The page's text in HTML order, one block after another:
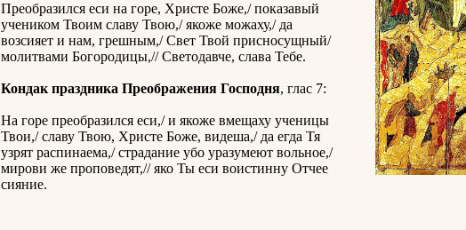
Преобразился еси на горе, Христе Боже,/ показавый
учеником Твоим славу Твою,/ якоже можаху,/ да
возсияет и нам, грешным,/ Свет Твой присносущный/
молитвами Богородицы,// Светодавче, слава Тебе.
Кондак праздника Преображения Господня, глас 7:
На горе преобразился еси,/ и якоже вмещаху ученицы
Твои,/ славу Твою, Христе Боже, видеша,/ да егда Тя
узрят распинаема,/ страдание убо уразумеют вольное,/
мирови же проповедят,// яко Ты еси воистинну Отчее
сияние.